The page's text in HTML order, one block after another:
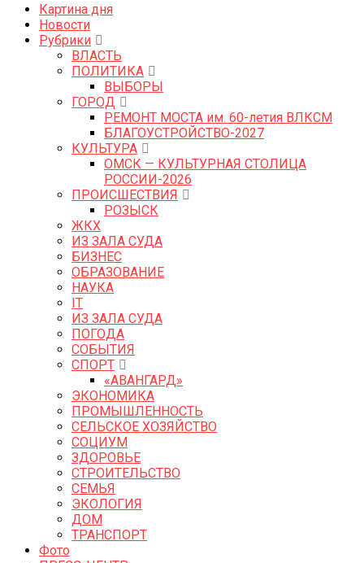
Картина дня
Новости
Рубрики
ВЛАСТЬ
ПОЛИТИКА
ВЫБОРЫ
ГОРОД
РЕМОНТ МОСТА им. 60-летия ВЛКСМ
БЛАГОУСТРОЙСТВО-2027
КУЛЬТУРА
ОМСК — КУЛЬТУРНАЯ СТОЛИЦА
РОССИИ-2026
ПРОИСШЕСТВИЯ
РОЗЫСК
ЖКХ
ИЗ ЗАЛА СУДА
БИЗНЕС
ОБРАЗОВАНИЕ
НАУКА
IT
ИЗ ЗАЛА СУДА
ПОГОДА
СОБЫТИЯ
СПОРТ
«АВАНГАРД»
ЭКОНОМИКА
ПРОМЫШЛЕННОСТЬ
СЕЛЬСКОЕ ХОЗЯЙСТВО
СОЦИУМ
ЗДОРОВЬЕ
СТРОИТЕЛЬСТВО
СЕМЬЯ
ЭКОЛОГИЯ
ДОМ
ТРАНСПОРТ
Фото